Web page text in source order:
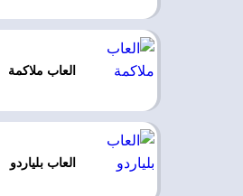
العاب ملاكمة
العاب بلياردو